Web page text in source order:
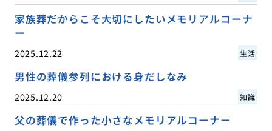
家族葬だからこそ大切にしたいメモリアルコーナ
ー
2025.12.22 生活
男性の葬儀参列における身だしなみ
2025.12.20 知識
父の葬儀で作った小さなメモリアルコーナー